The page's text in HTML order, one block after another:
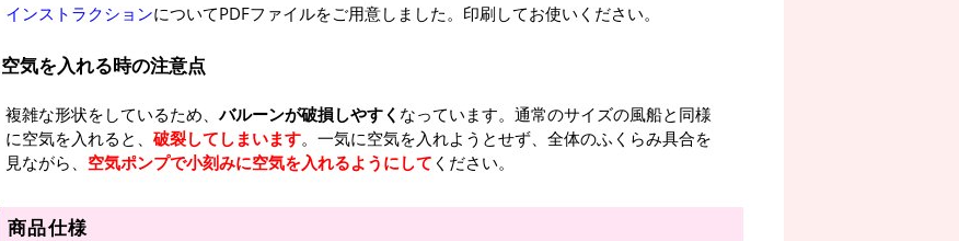
インストラクションについてPDFファイルをご用意しました。印刷してお使いください。
空気を入れる時の注意点
複雑な形状をしているため、バルーンが破損しやすく なっています。通常のサイズの風船と同様
に空気を入れると、 破裂してしまいます。一気に空気を入れようとせず、全体のふくらみ具合を
見ながら、 空気ポンプで小刻みに空気を入れるようにして ください。
商品仕様